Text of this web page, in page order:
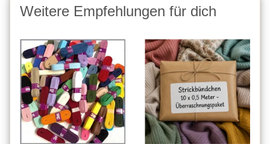
Weitere Empfehlungen für dich